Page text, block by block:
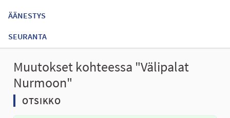
ÄÄNESTYS
SEURANTA
Muutokset kohteessa "Välipalat
Nurmoon"
OTSIKKO